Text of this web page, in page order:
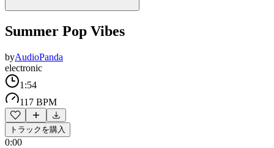
Summer Pop Vibes
byAudioPanda
electronic
1:54
117 BPM
トラックを購入
0:00